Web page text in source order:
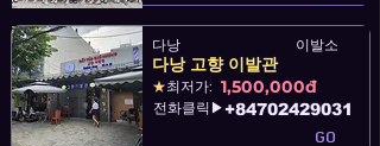
다낭 고향 이발관
이발소
다낭
★최저가:
전화클릭▶
1,500,000đ
+84702429031
GO